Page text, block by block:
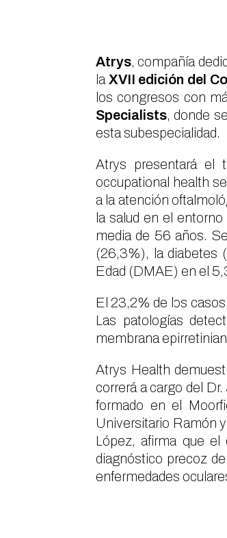
Atrys, compañía
la XVII edición del
los congresos con
Specialists, donde
esta subespecialidad.
Atrys presentará el
occupational health
a la atención
la salud en el
media de 56 años.
(26,3%), la diabetes
Edad (DMAE) en el
El 23,2% de los
Las patologías
membrana
Atrys Health
correrá a cargo del
formado en el
Universitario Ramón
López, afirma que el
diagnóstico precoz
enfermedades